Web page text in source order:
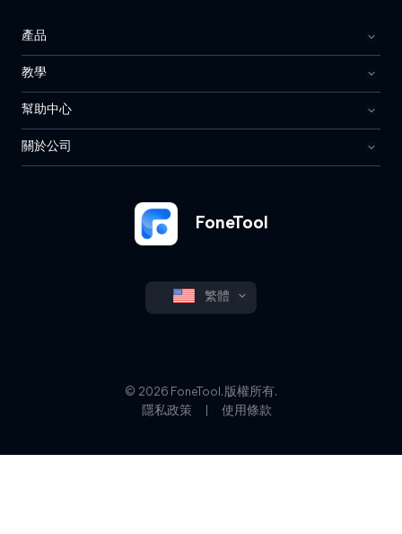
FoneTool
繁體
產品
教學
幫助中心
關於公司
© 2026 FoneTool. 版權所有.
隱私政策
使用條款